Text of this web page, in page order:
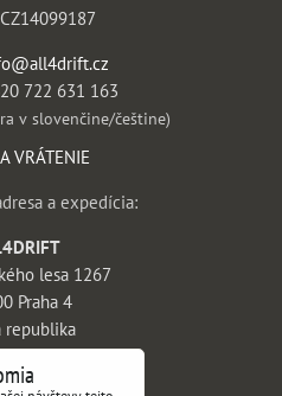
722 631 163
v slovenčine/češtine)
VRÁTENIE
a expedícia:
lesa 1267
Praha 4
republika